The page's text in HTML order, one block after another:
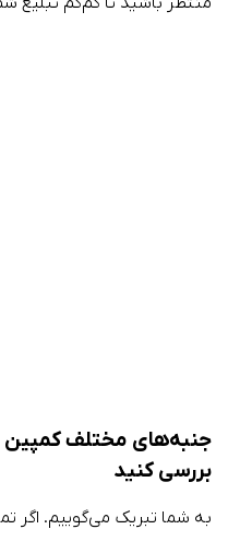
جنبه‌های مختلف کمپین
بررسی کنید
به شما تبریک می‌گوییم. اگر